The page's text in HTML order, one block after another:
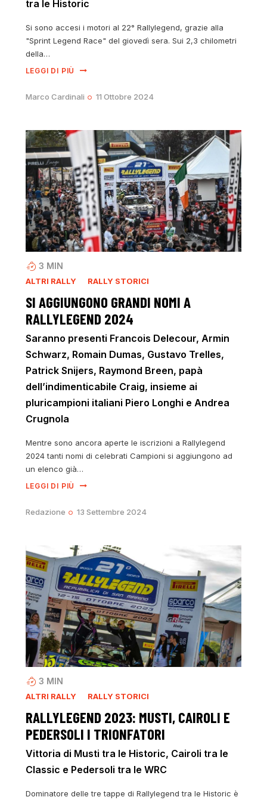
tra le Historic
Si sono accesi i motori al 22° Rallylegend, grazie alla
"Sprint Legend Race" del giovedì sera. Sui 2,3 chilometri
della…
LEGGI DI PIÙ
Marco Cardinali 11 Ottobre 2024
3 MIN
ALTRI RALLY RALLY STORICI
SI AGGIUNGONO GRANDI NOMI A
RALLYLEGEND 2024
Saranno presenti Francois Delecour, Armin
Schwarz, Romain Dumas, Gustavo Trelles,
Patrick Snijers, Raymond Breen, papà
dell’indimenticabile Craig, insieme ai
pluricampioni italiani Piero Longhi e Andrea
Crugnola
Mentre sono ancora aperte le iscrizioni a Rallylegend
2024 tanti nomi di celebrati Campioni si aggiungono ad
un elenco già…
LEGGI DI PIÙ
Redazione 13 Settembre 2024
3 MIN
ALTRI RALLY RALLY STORICI
RALLYLEGEND 2023: MUSTI, CAIROLI E
PEDERSOLI I TRIONFATORI
Vittoria di Musti tra le Historic, Cairoli tra le
Classic e Pedersoli tra le WRC
Dominatore delle tre tappe di Rallylegend tra le Historic è